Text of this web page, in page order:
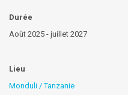
Durée
Août 2025 - juillet 2027
Lieu
Monduli / Tanzanie